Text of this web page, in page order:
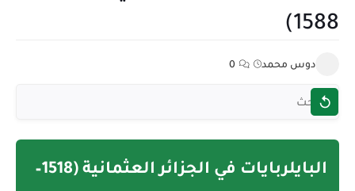
1588)
دوس محمد 0
البايلربايات في الجزائر العثمانية (1518–